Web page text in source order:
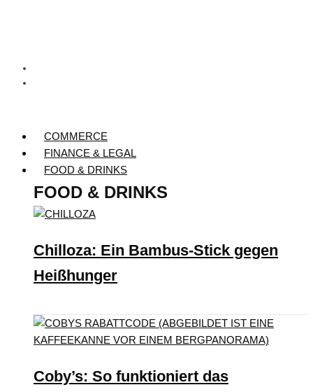
COMMERCE
FINANCE & LEGAL
FOOD & DRINKS
FOOD & DRINKS
Chilloza: Ein Bambus-Stick gegen
Heißhunger
Coby’s: So funktioniert das